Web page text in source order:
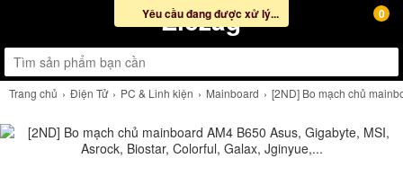
Ziczag 0
Trang chủ Điện Tử PC & Linh kiện Mainboard [2ND] Bo mạch chủ
Yêu cầu đang được xử lý...